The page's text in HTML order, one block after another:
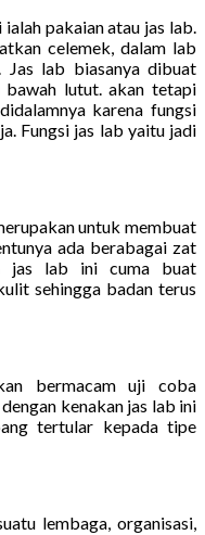
pakaian atau jas lab.
celemek, dalam lab
Jas lab biasanya dibuat
bawah lutut. akan tetapi
karena fungsi
Fungsi jas lab yaitu jadi
untuk membuat
ada berabagai zat
jas lab ini cuma buat
sehingga badan terus
bermacam uji coba
kenakan jas lab ini
tertular kepada tipe
lembaga, organisasi,